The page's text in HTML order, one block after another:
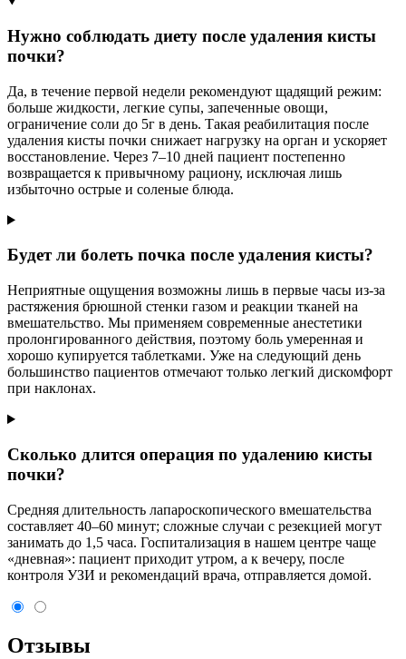
Нужно соблюдать диету после удаления кисты
почки?
Да, в течение первой недели рекомендуют щадящий режим:
больше жидкости, легкие супы, запеченные овощи,
ограничение соли до 5г в день. Такая реабилитация после
удаления кисты почки снижает нагрузку на орган и ускоряет
восстановление. Через 7–10 дней пациент постепенно
возвращается к привычному рациону, исключая лишь
избыточно острые и соленые блюда.
Будет ли болеть почка после удаления кисты?
Неприятные ощущения возможны лишь в первые часы из-за
растяжения брюшной стенки газом и реакции тканей на
вмешательство. Мы применяем современные анестетики
пролонгированного действия, поэтому боль умеренная и
хорошо купируется таблетками. Уже на следующий день
большинство пациентов отмечают только легкий дискомфорт
при наклонах.
Сколько длится операция по удалению кисты
почки?
Средняя длительность лапароскопического вмешательства
составляет 40–60 минут; сложные случаи с резекцией могут
занимать до 1,5 часа. Госпитализация в нашем центре чаще
«дневная»: пациент приходит утром, а к вечеру, после
контроля УЗИ и рекомендаций врача, отправляется домой.
Отзывы